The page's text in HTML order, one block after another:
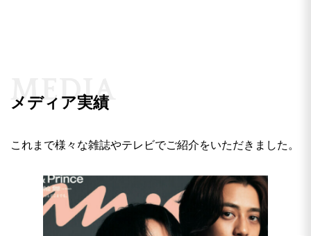
メディア実績
MEDIA
これまで様々な雑誌やテレビでご紹介をいただきました。